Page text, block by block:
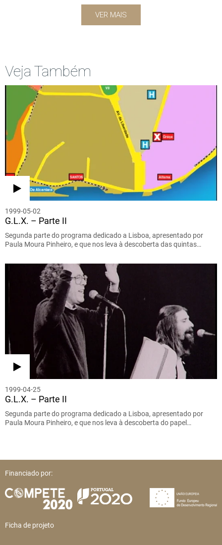
VER MAIS
Veja Também
1999-05-02
G.L.X. – Parte II
Segunda parte do programa dedicado a Lisboa, apresentado por
Paula Moura Pinheiro, e que nos leva à descoberta das quintas…
1999-04-25
G.L.X. – Parte II
Segunda parte do programa dedicado a Lisboa, apresentado por
Paula Moura Pinheiro, e que nos leva à descoberta do papel…
Financiado por:
Ficha de projeto